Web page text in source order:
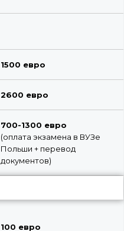
1500 евро
2600 евро
700-1300 евро
(оплата экзамена в ВУЗе
Польши + перевод
документов)
100 евро